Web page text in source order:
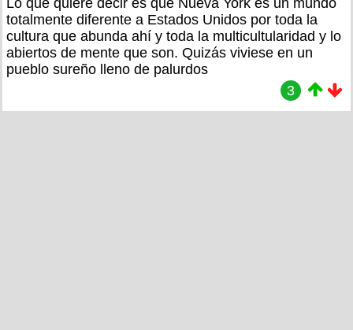
Lo que quiere decir es que Nueva York es un mundo
totalmente diferente a Estados Unidos por toda la
cultura que abunda ahí y toda la multicultularidad y lo
abiertos de mente que son. Quizás viviese en un
pueblo sureño lleno de palurdos
3